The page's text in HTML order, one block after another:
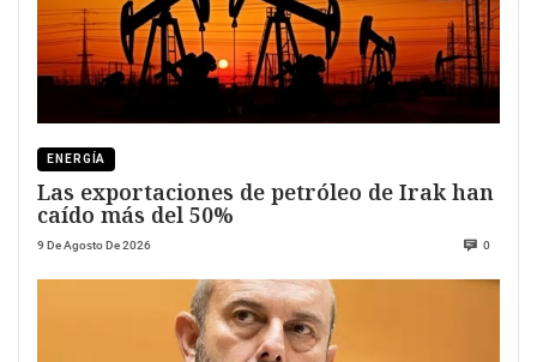
ENERGÍA
Las exportaciones de petróleo de Irak han
caído más del 50%
9 De Agosto De 2026 0